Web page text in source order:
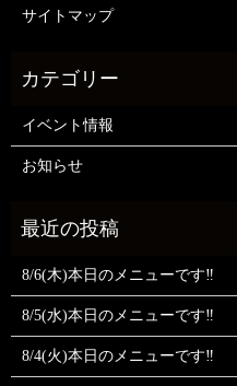
サイトマップ
イベント情報
お知らせ
8/6(木)本日のメニューです‼️
8/5(水)本日のメニューです‼️
8/4(火)本日のメニューです‼️